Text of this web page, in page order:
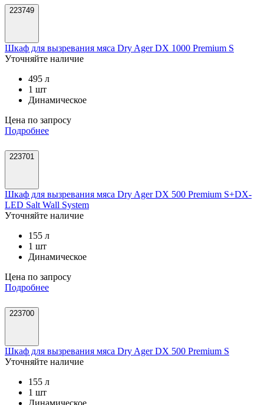
223749
Шкаф для вызревания мяса Dry Ager DX 1000 Premium S
Уточняйте наличие
495 л
1 шт
Динамическое
Цена по запросу
Подробнее
223701
Шкаф для вызревания мяса Dry Ager DX 500 Premium S+DX-
LED Salt Wall System
Уточняйте наличие
155 л
1 шт
Динамическое
Цена по запросу
Подробнее
223700
Шкаф для вызревания мяса Dry Ager DX 500 Premium S
Уточняйте наличие
155 л
1 шт
Динамическое